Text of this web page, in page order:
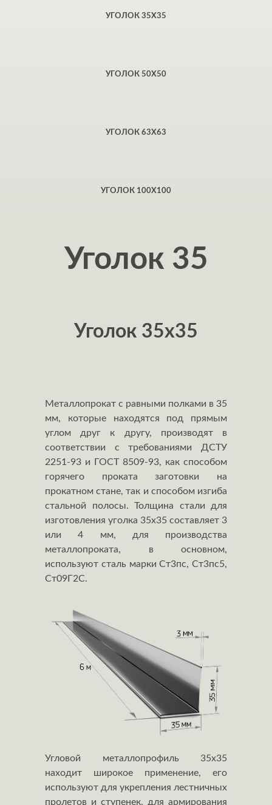
УГОЛОК 35Х35
УГОЛОК 50X50
УГОЛОК 63Х63
УГОЛОК 100X100
Уголок 35
Уголок 35x35
Металлопрокат с равными полками в 35
мм, которые находятся под прямым
углом друг к другу, производят в
соответствии с требованиями ДСТУ
2251-93 и ГОСТ 8509-93, как способом
горячего проката заготовки на
прокатном стане, так и способом изгиба
стальной полосы. Толщина стали для
изготовления уголка 35х35 составляет 3
или 4 мм, для производства
металлопроката, в основном,
используют сталь марки Ст3пс, Ст3пс5,
Ст09Г2С.
Угловой металлопрофиль 35х35
находит широкое применение, его
используют для укрепления лестничных
пролетов и ступенек, для армирования